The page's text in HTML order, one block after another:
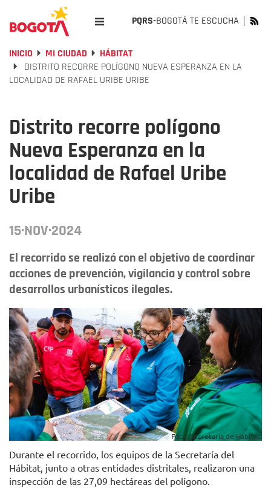
PQRS-BOGOTÁ TE ESCUCHA
INICIO MI CIUDAD
HÁBITAT
DISTRITO RECORRE POLÍGONO NUEVA ESPERANZA EN LA
LOCALIDAD DE RAFAEL URIBE URIBE
Distrito recorre polígono
Nueva Esperanza en la
localidad de Rafael Uribe
Uribe
15·NOV·2024
El recorrido se realizó con el objetivo de coordinar
acciones de prevención, vigilancia y control sobre
desarrollos urbanísticos ilegales.
Foto: Secretaría de Hábitat.
Durante el recorrido, los equipos de la Secretaría del
Hábitat, junto a otras entidades distritales, realizaron una
inspección de las 27,09 hectáreas del polígono.